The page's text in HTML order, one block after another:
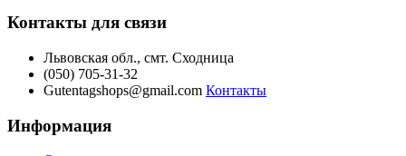
Контакты для связи
Львовская обл., смт. Сходница
(050) 705-31-32
Gutentagshops@gmail.com Контакты
Информация